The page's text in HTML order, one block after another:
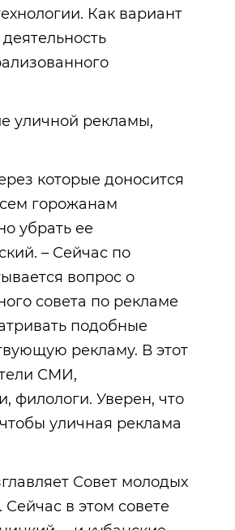
Как вариант
уличной рекламы,
которые доносится
горожанам
убрать ее
– Сейчас по
вопрос о
совета по рекламе
подобные
рекламу. В этот
СМИ,
филологи. Уверен, что
уличная реклама
Совет молодых
в этом совете